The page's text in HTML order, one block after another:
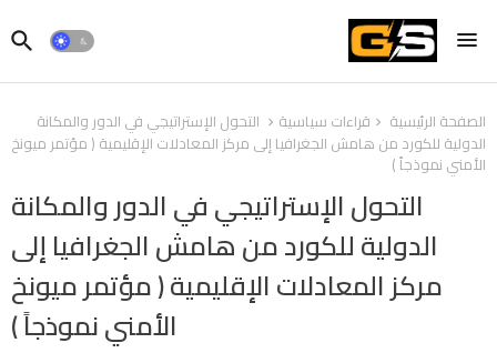
الصفحة الرئيسية قراءات سياسية
التحول الإستراتيجي في الدور والمكانة
الدولية للكورد من هامش الجغرافيا إلى مركز المعادلات الإقليمية ( مؤتمر ميونخ
الأمني نموذجاً )
التحول الإستراتيجي في الدور والمكانة
الدولية للكورد من هامش الجغرافيا إلى
مركز المعادلات الإقليمية ( مؤتمر ميونخ
الأمني نموذجاً )